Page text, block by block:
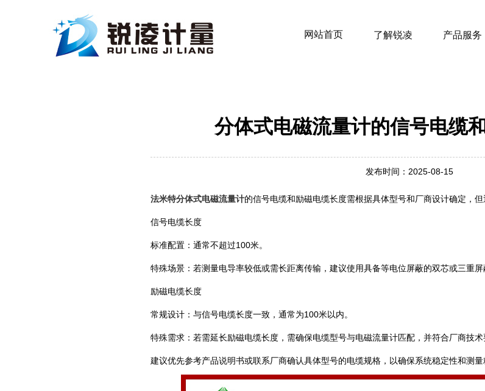
网站首页 了解锐凌 产品服务
分体式电磁流量计的信号电缆
发布时间：2025-08-15
法米特分体式电磁流量计的信号电缆和励磁电缆长度需根据具体型号和厂商设计确定，但
信号电缆长度
‌标准配置‌：通常不超过100米。 ‌
特殊场景‌：若测量电导率较低或需长距离传输，建议使用具备等电位屏蔽的双芯或三重
励磁电缆长度
‌常规设计‌：与信号电缆长度一致，通常为100米以内。 ‌
特殊需求‌：若需延长励磁电缆长度，需确保电缆型号与电磁流量计匹配，并符合厂商技术
建议优先参考产品说明书或联系厂商确认具体型号的电缆规格，以确保系统稳定性和测量